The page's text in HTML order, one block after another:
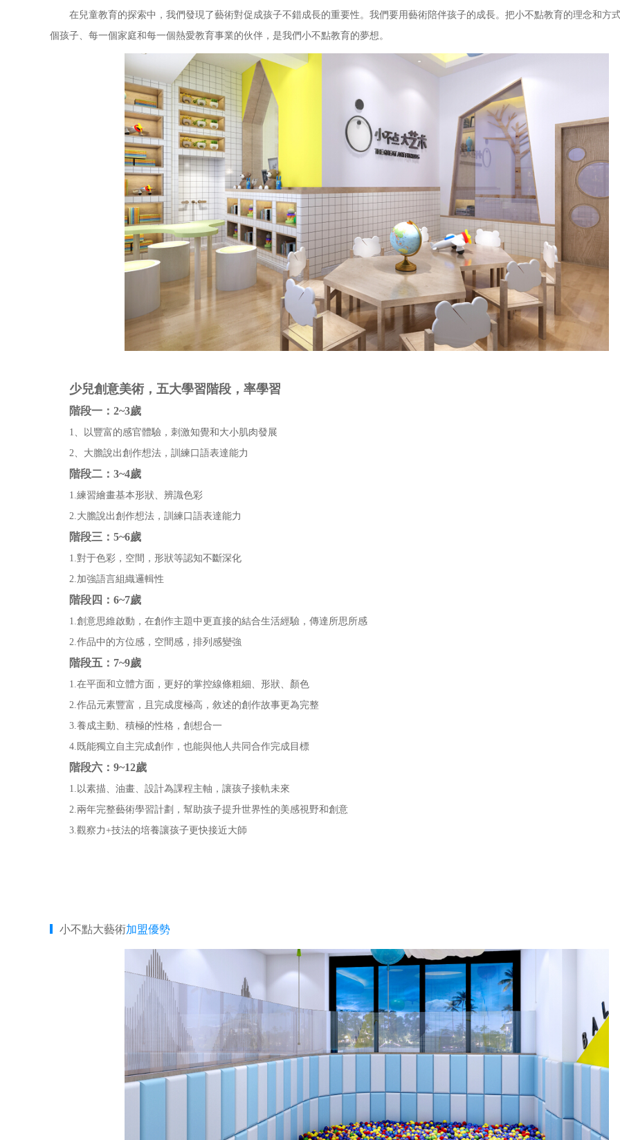
在兒童教育的探索中，我們發現了藝術對促成孩子不錯成長的重要性。我們要用藝術陪伴孩子的成長。把小不點教育的理念和方
個孩子、每一個家庭和每一個熱愛教育事業的伙伴，是我們小不點教育的夢想。
少兒創意美術，五大學習階段，率學習
階段一：2~3歲
1、以豐富的感官體驗，刺激知覺和大小肌肉發展
2、大膽說出創作想法，訓練口語表達能力
階段二：3~4歲
1.練習繪畫基本形狀、辨識色彩
2.大膽說出創作想法，訓練口語表達能力
階段三：5~6歲
1.對于色彩，空間，形狀等認知不斷深化
2.加強語言組織邏輯性
階段四：6~7歲
1.創意思維啟動，在創作主題中更直接的結合生活經驗，傳達所思所感
2.作品中的方位感，空間感，排列感變強
階段五：7~9歲
1.在平面和立體方面，更好的掌控線條粗細、形狀、顏色
2.作品元素豐富，且完成度極高，敘述的創作故事更為完整
3.養成主動、積極的性格，創想合一
4.既能獨立自主完成創作，也能與他人共同合作完成目標
階段六：9~12歲
1.以素描、油畫、設計為課程主軸，讓孩子接軌未來
2.兩年完整藝術學習計劃，幫助孩子提升世界性的美感視野和創意
3.觀察力+技法的培養讓孩子更快接近大師
小不點大藝術加盟優勢